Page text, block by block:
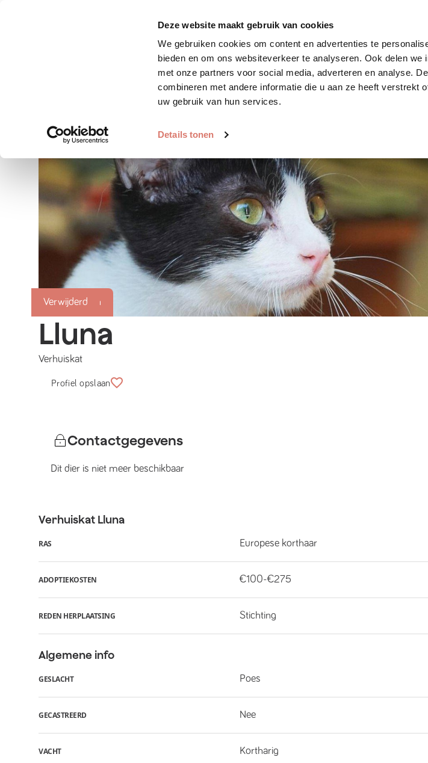
Deze website maakt gebruik van cookies
We gebruiken cookies om content en advertenties te
bieden en om ons websiteverkeer te analyseren. Ook delen
met onze partners voor social media, adverteren en analyse.
combineren met andere informatie die u aan ze heeft verstrekt
uw gebruik van hun services.
Details tonen
Zoek huisdier Plaats huisdier Hoe werkt het?
Succesmatch
Verwijderd
Lluna
Verhuiskat
Profiel opslaan
Contactgegevens
Dit dier is niet meer beschikbaar
Verhuiskat Lluna
RAS Europese korthaar
ADOPTIEKOSTEN €100-€275
REDEN HERPLAATSING Stichting
Algemene info
GESLACHT Poes
GECASTREERD Nee
VACHT Kortharig